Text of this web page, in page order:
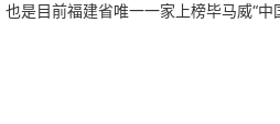
是目前福建省唯一一家上榜毕马威“